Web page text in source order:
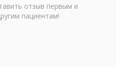
отзыв первым и
пациентам!